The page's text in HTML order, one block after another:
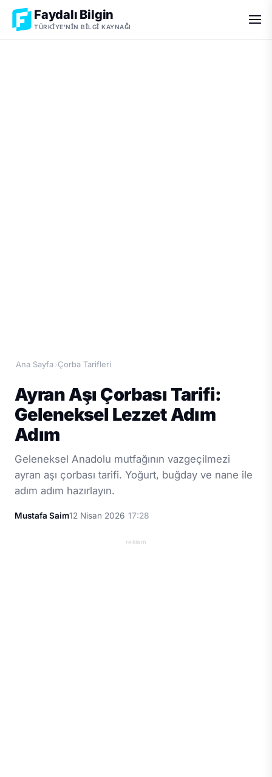
Faydalı Bilgin
TÜRKIYE'NIN BILGI KAYNAĞI
Ana Sayfa ›Çorba Tarifleri
Ayran Aşı Çorbası Tarifi:
Geleneksel Lezzet Adım
Adım
Geleneksel Anadolu mutfağının vazgeçilmezi
ayran aşı çorbası tarifi. Yoğurt, buğday ve nane ile
adım adım hazırlayın.
Mustafa Saim12 Nisan 2026 17:28
reklam